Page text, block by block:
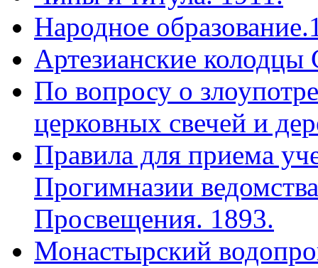
Народное
Артезианские колодцы
По вопросу о
церковных свечей и
Правила для приема
Прогимназии
Просвещения. 1893.
Монастырский